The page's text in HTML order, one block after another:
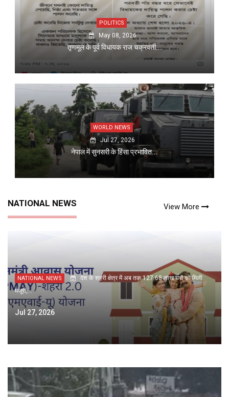
POLITICS
May 08, 2026
तृणमूल के पूर्व विधायक राज चक्रवर्ती...
WORLD NEWS
Jul 27, 2026
नेपाल में सुनसरी के हिंसा प्रभावित...
NATIONAL NEWS View More
NATIONAL NEWS
देश के शहरी क्षेत्र में अब तक 127.68 लाख घरों को मिली
मंजूरी,...
Jul 27, 2026